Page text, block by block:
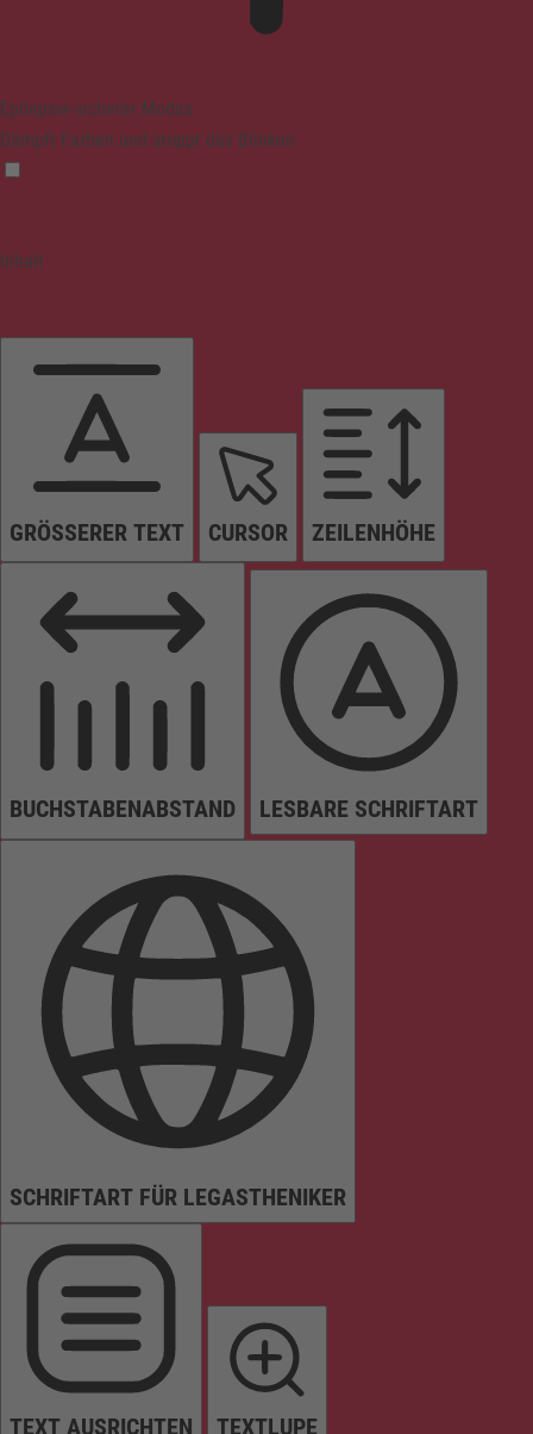
Epilepsie-sicherer Modus
Dämpft Farben und stoppt das Blinken
Inhalt
GRÖSSERER TEXT CURSOR ZEILENHÖHE
BUCHSTABENABSTAND LESBARE SCHRIFTART
SCHRIFTART FÜR LEGASTHENIKER
TEXT AUSRICHTEN TEXTLUPE